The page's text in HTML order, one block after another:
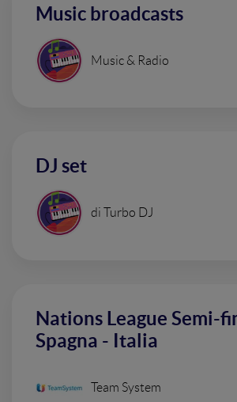
Music broadcasts
Music & Radio
DJ set
di Turbo DJ
Nations League Semi-
Spagna - Italia
Team System